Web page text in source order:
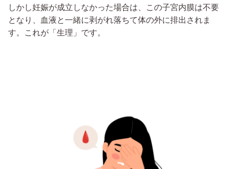
しかし妊娠が成立しなかった場合は、この子宮内膜は不要
となり、血液と一緒に剥がれ落ちて体の外に排出されま
す。これが「生理」です。